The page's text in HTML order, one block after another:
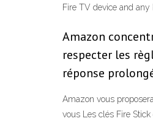
Fire TV device and
Amazon
respecter les
réponse
Amazon vous
vous Les clés Fire